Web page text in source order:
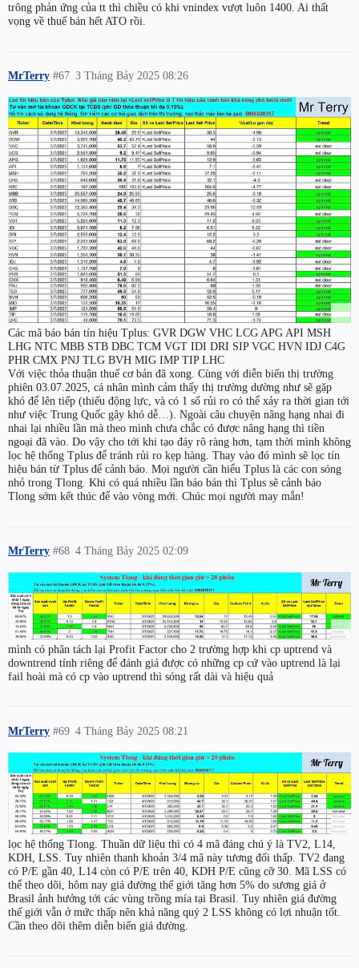
trông phản ứng của tt thì chiều có khi vnindex vượt luôn 1400. Ai thất
vọng về thuế bán hết ATO rồi.
MrTerry 3 Tháng Bảy 2025 08:26
#67
Các mã báo bán tín hiệu Tplus: GVR DGW VHC LCG APG API MSH
LHG NTC MBB STB DBC TCM VGT IDI DRI SIP VGC HVN IDJ C4G
PHR CMX PNJ TLG BVH MIG IMP TIP LHC
Với việc thỏa thuận thuế cơ bản đã xong. Cùng với diễn biến thị trường
phiên 03.07.2025, cá nhân mình cảm thấy thị trường dường như sẽ gặp
khó để lên tiếp (thiếu động lực, và có 1 số rủi ro có thể xảy ra thời gian tới
như việc Trung Quốc gây khó dễ…). Ngoài câu chuyện nâng hạng nhai đi
nhai lại nhiều lần mà theo mình chưa chắc có được nâng hạng thì tiền
ngoại đã vào. Do vậy cho tới khi tạo đáy rõ ràng hơn, tạm thời mình không
lọc hệ thống Tplus để tránh rủi ro kẹp hàng. Thay vào đó mình sẽ lọc tín
hiệu bán từ Tplus để cảnh báo. Mọi người cần hiểu Tplus là các con sóng
nhỏ trong Tlong. Khi có quá nhiều lần báo bán thì Tplus sẽ cảnh báo
Tlong sớm kết thúc để vào vòng mới. Chúc mọi người may mắn!
MrTerry 4 Tháng Bảy 2025 02:09
#68
mình có phân tách lại Profit Factor cho 2 trường hợp khi cp uptrend và
downtrend tính riêng để đánh giá được có những cp cứ vào uptrend là lại
fail hoài mà có cp vào uptrend thì sóng rất dài và hiệu quả
MrTerry 4 Tháng Bảy 2025 08:21
#69
lọc hệ thống Tlong. Thuần dữ liệu thì có 4 mã đáng chú ý là TV2, L14,
KDH, LSS. Tuy nhiên thanh khoản 3/4 mã này tương đối thấp. TV2 đang
có P/E gần 40, L14 còn có P/E trên 40, KDH P/E cũng cỡ 30. Mã LSS có
thể theo dõi, hôm nay giá đường thế giới tăng hơn 5% do sương giá ở
Brasil ảnh hưởng tới các vùng trồng mía tại Brasil. Tuy nhiên giá đường
thế giới vẫn ở mức thấp nên khả năng quý 2 LSS không có lợi nhuận tốt.
Cần theo dõi thêm diễn biến giá đường.